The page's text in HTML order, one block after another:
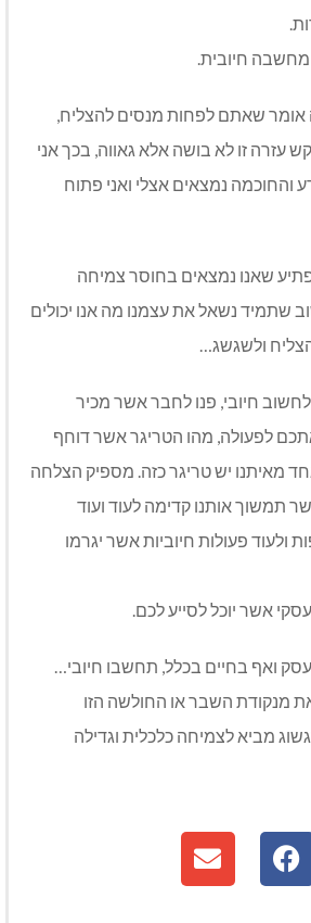
מחשבה חיובית.
אומר שאתם לפחות מנסים להצליח,
עזרה זו לא בושה אלא גאווה, בכך אני
והחוכמה נמצאים אצלי ואני פתוח
שאנו נמצאים בחוסר צמיחה
שתמיד נשאל את עצמנו מה אנו יכולים
ולשגשג…
חיובי, פנו לחבר אשר מכיר
לפעולה, מהו הטריגר אשר דוחף
מאיתנו יש טריגר כזה. מספיק הצלחה
תמשוך אותנו קדימה לעוד ועוד
ולעוד פעולות חיוביות אשר יגרמו
אשר יוכל לסייע לכם.
ואף בחיים בכלל, תחשבו חיובי…
מנקודת השבר או החולשה הזו
מביא לצמיחה כלכלית וגדילה